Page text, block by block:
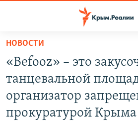
Вернуться
основному
содержанию
главной
НОВОСТИ
КАРТА ВОЕННЫХ ОБЪЕКТОВ КРЫМА
НОВОСТИ
«Befooz» – это
танцевальной
организатор
прокуратурой Крыма